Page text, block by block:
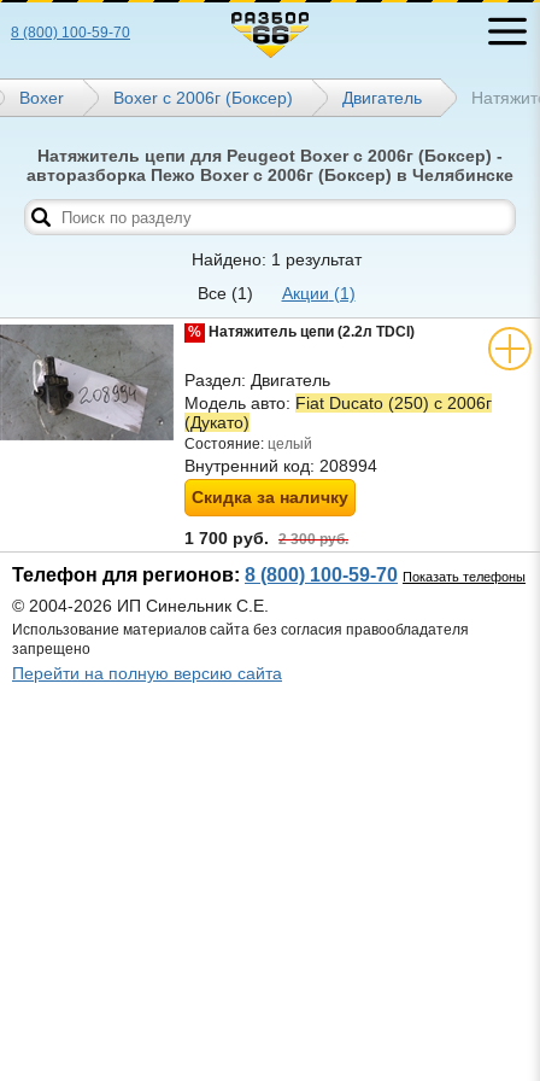
8 (800) 100-59-70
Boxer Boxer с 2006г (Боксер) Двигатель
Натяжитель цепи для Peugeot Boxer с 2006г (Боксер) -
авторазборка Пежо Boxer с 2006г (Боксер) в Челябинске
Найдено: 1 результат
Все (1) Акции (1)
% Натяжитель цепи (2.2л TDCI)
Раздел: Двигатель
Модель авто: Fiat Ducato (250) с 2006г
(Дукато)
Состояние: целый
Внутренний код: 208994
Скидка за наличку
1 700 руб. 2 300 руб.
Телефон для регионов: 8 (800) 100-59-70 Показать телефоны
© 2004-2026 ИП Синельник С.Е.
Использование материалов сайта без согласия правообладателя
запрещено
Перейти на полную версию сайта